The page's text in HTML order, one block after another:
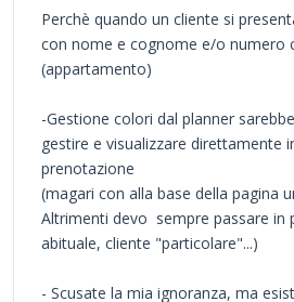
Perchè quando un cliente si
con nome e cognome e/o numero
(appartamento)
-Gestione colori dal planner
gestire e visualizzare direttamente
prenotazione
(magari con alla base della pagina
Altrimenti devo sempre passare in
abituale, cliente "particolare"...)
- Scusate la mia ignoranza, ma